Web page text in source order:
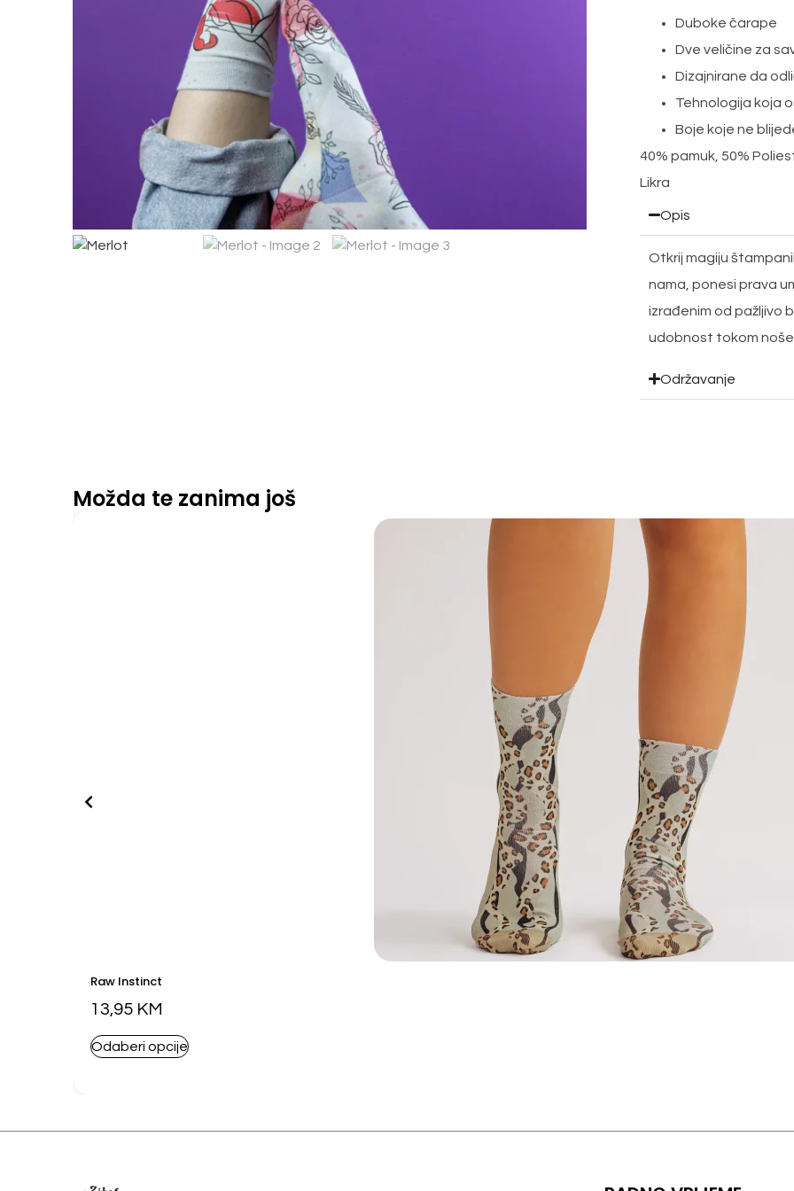
Duboke čarape
Dve veličine za
Dizajnirane da
Tehnologija koja
Boje koje ne
40% pamuk, 50%
Likra
Opis
Otkrij magiju
nama, ponesi prava
izrađenim od pažljivo
udobnost tokom
Održavanje
Možda te zanima još
Raw Instinct
13,95 KM
Odaberi opcije